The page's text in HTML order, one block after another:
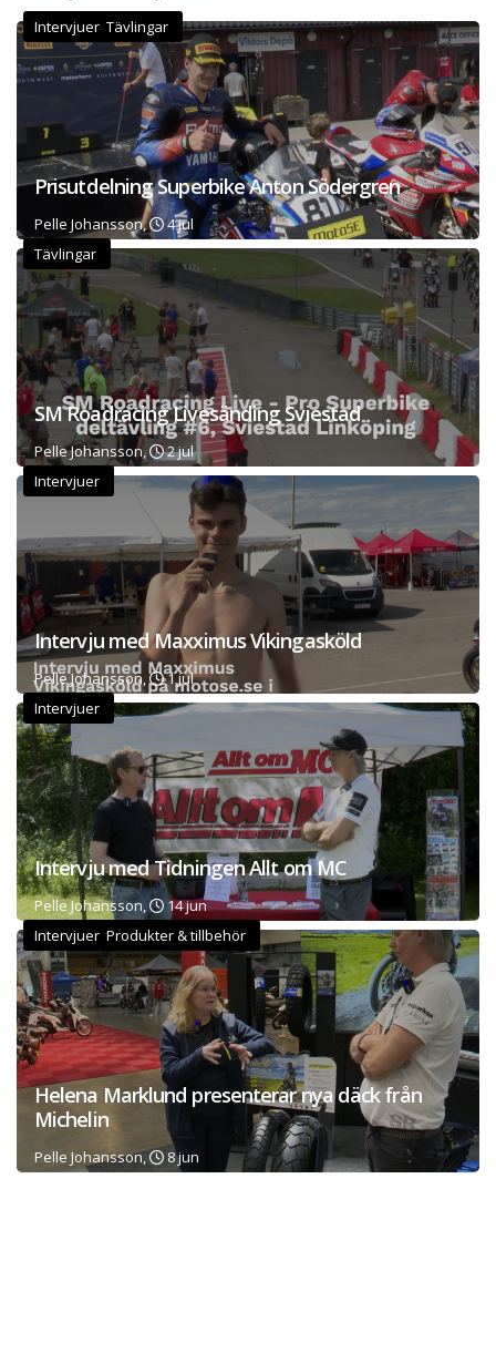
Intervjuer Tävlingar
Prisutdelning Superbike Anton Södergren
Pelle Johansson,
4 jul
Tävlingar
SM Roadracing Livesänding Sviestad
Pelle Johansson,
2 jul
Intervjuer
Intervju med Maxximus Vikingasköld
Pelle Johansson,
1 jul
Intervjuer
Intervju med Tidningen Allt om MC
Pelle Johansson,
14 jun
Intervjuer Produkter & tillbehör
Helena Marklund presenterar nya däck från
Michelin
Pelle Johansson, 8 jun